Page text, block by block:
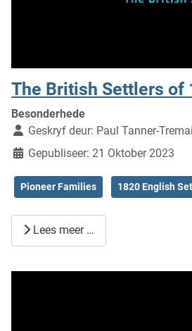
The British Settlers of
Besonderhede
Geskryf deur: Paul Tanner-
Gepubliseer: 21 Oktober 2023
Pioneer Families 1820 English
Lees meer …